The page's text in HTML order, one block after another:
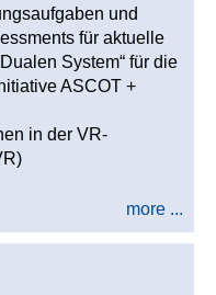
und
für aktuelle
System“ für die
ASCOT +
in der VR-
more ...